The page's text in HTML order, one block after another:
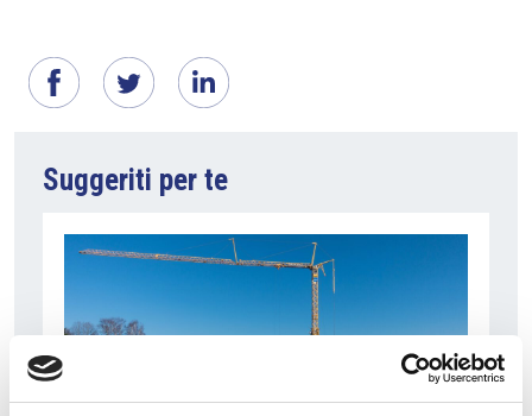
Suggeriti per te